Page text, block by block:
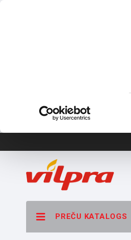
PREČU KATALOGS